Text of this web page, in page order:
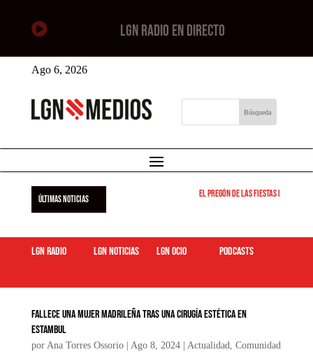
 LGN RADIO EN DIRECTO
Ago 6, 2026
ÚLTIMAS NOTICIAS El pregón de las fiestas de
LGN Radio LGN Noticias LGN ocio podcasts
Fallece una mujer madrileña tras una cirugía estética en
Estambul
por Ana Torres Ossorio| Ago 8, 2024| Actualidad, Comunidad